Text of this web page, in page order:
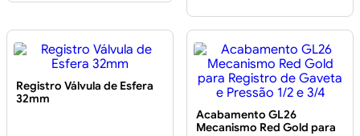
Registro Válvula de Esfera
32mm
Acabamento GL26
Mecanismo Red Gold para